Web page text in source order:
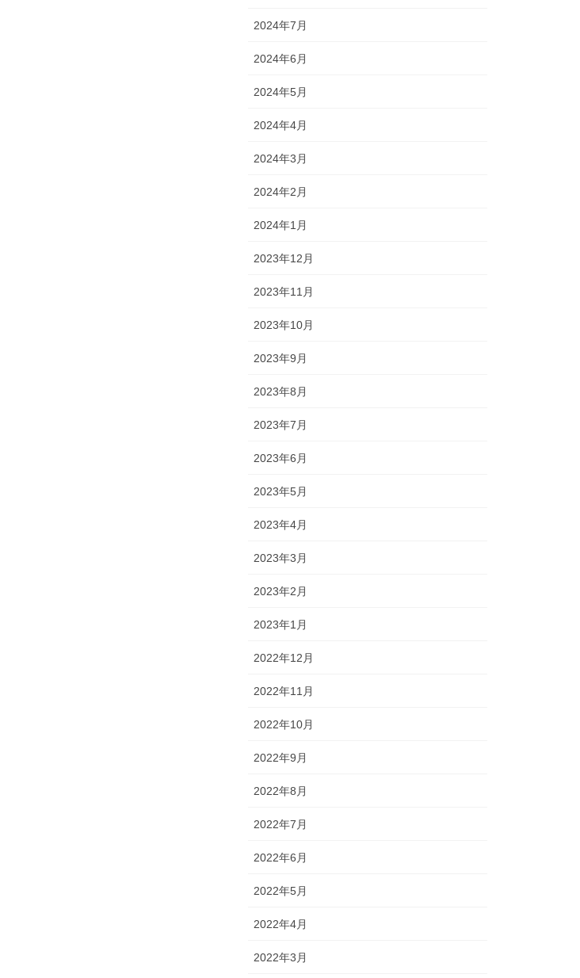
2024年7月
2024年6月
2024年5月
2024年4月
2024年3月
2024年2月
2024年1月
2023年12月
2023年11月
2023年10月
2023年9月
2023年8月
2023年7月
2023年6月
2023年5月
2023年4月
2023年3月
2023年2月
2023年1月
2022年12月
2022年11月
2022年10月
2022年9月
2022年8月
2022年7月
2022年6月
2022年5月
2022年4月
2022年3月